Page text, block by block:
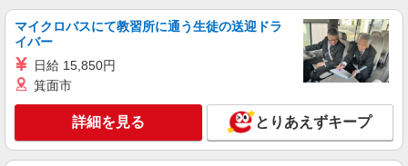
ASBee
販売スタッフ
［アルバイト・パート］時給1,100円〜1,300円
※試用期間（2ヶ月間）：時給1,090円〜1,290円
キープ 詳細を見る
マイクロバスにて教習所に通う生徒の送迎ドラ
イバー
日給 15,850円
箕面市
詳細を見る とりあえずキープ